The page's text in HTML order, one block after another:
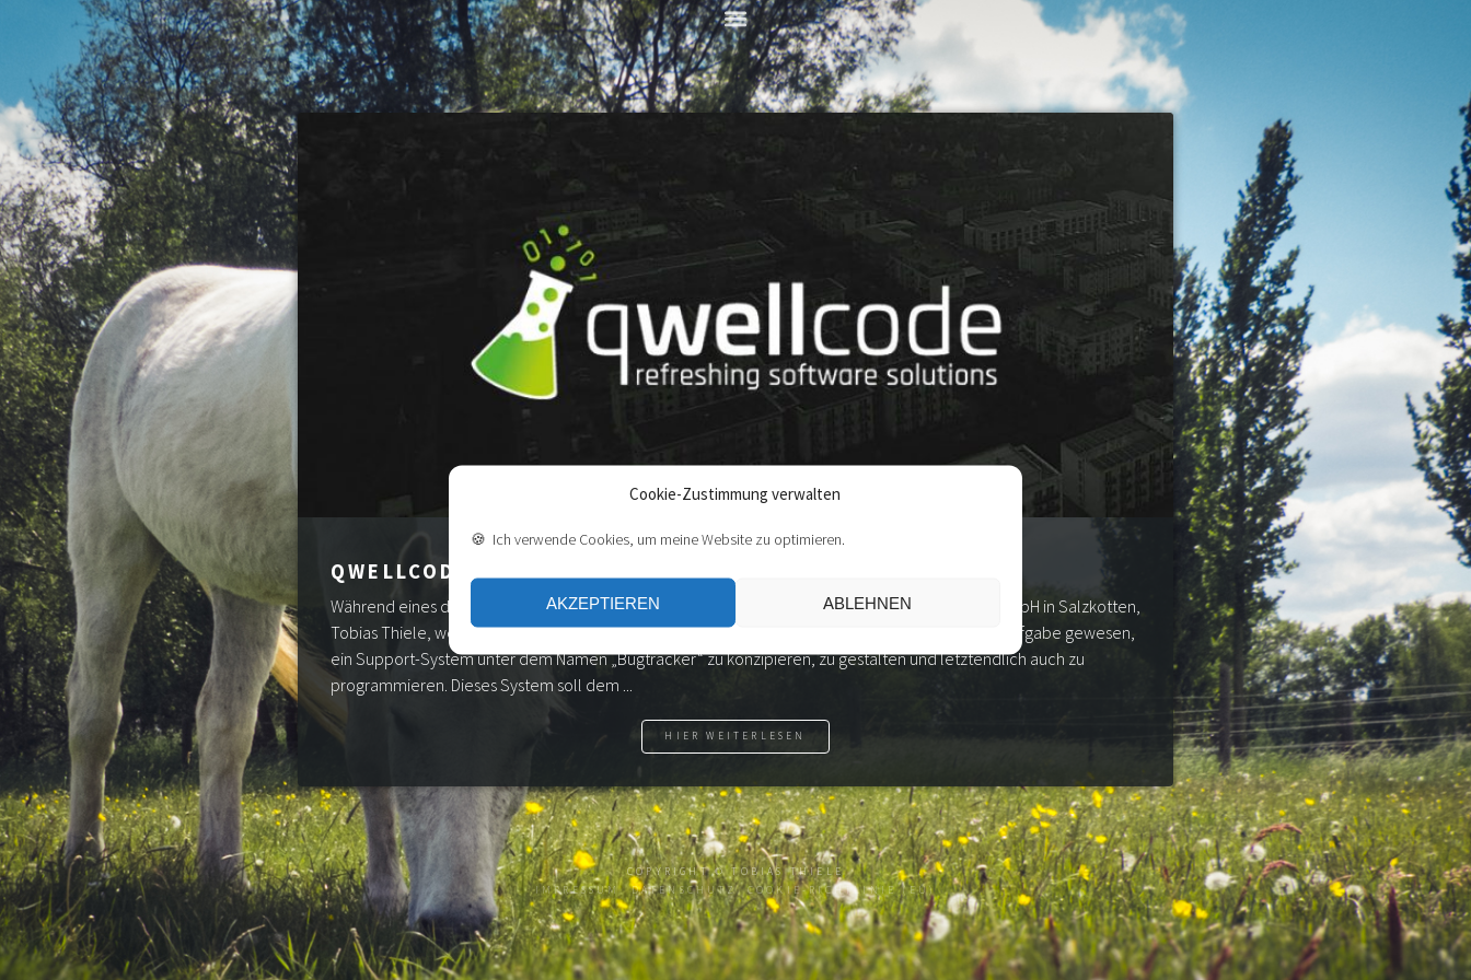
Cookie-Zustimmung verwalten
🍪 Ich verwende Cookies, um meine Website zu optimieren.
AKZEPTIEREN ABLEHNEN
QWELLCODE GMBH – DAS TICKET-SYSTEM
Während eines dreimonatigem Projekts von Herrn Guerrera und mir bei der Firma Qwellcode GmbH in Salzkotten,
Tobias Thiele, welches ein Teil der Ausbildung am b.i.b. International College war, ist es unsere Aufgabe gewesen,
ein Support-System unter dem Namen „Bugtracker“ zu konzipieren, zu gestalten und letztendlich auch zu
programmieren. Dieses System soll dem ...
HIER WEITERLESEN
COPYRIGHT ©TOBIAS THIELE
IMPRESSUM
DATENSCHUTZ COOKIE-RICHTLINIE (EU)